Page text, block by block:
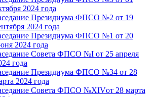
2024 года
Президиума ФПСО №2 от 19
2024 года
Президиума ФПСО №1 от 20
2024 года
Совета ФПСО №I от 25 апреля
года
Президиума ФПСО №34 от 28
2024 года
Совета ФПСО №XIVот 28 марта